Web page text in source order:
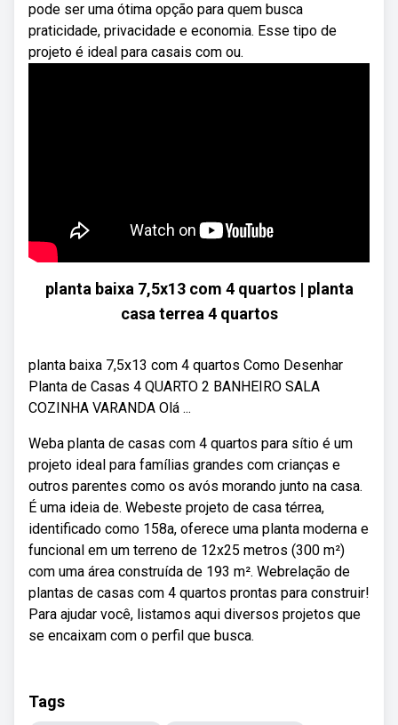
pode ser uma ótima opção para quem busca
praticidade, privacidade e economia. Esse tipo de
projeto é ideal para casais com ou.
planta baixa 7,5x13 com 4 quartos | planta
casa terrea 4 quartos
planta baixa 7,5x13 com 4 quartos Como Desenhar
Planta de Casas 4 QUARTO 2 BANHEIRO SALA
COZINHA VARANDA Olá ...
Weba planta de casas com 4 quartos para sítio é um
projeto ideal para famílias grandes com crianças e
outros parentes como os avós morando junto na casa.
É uma ideia de. Webeste projeto de casa térrea,
identificado como 158a, oferece uma planta moderna e
funcional em um terreno de 12x25 metros (300 m²)
com uma área construída de 193 m². Webrelação de
plantas de casas com 4 quartos prontas para construir!
Para ajudar você, listamos aqui diversos projetos que
se encaixam com o perfil que busca.
Tags